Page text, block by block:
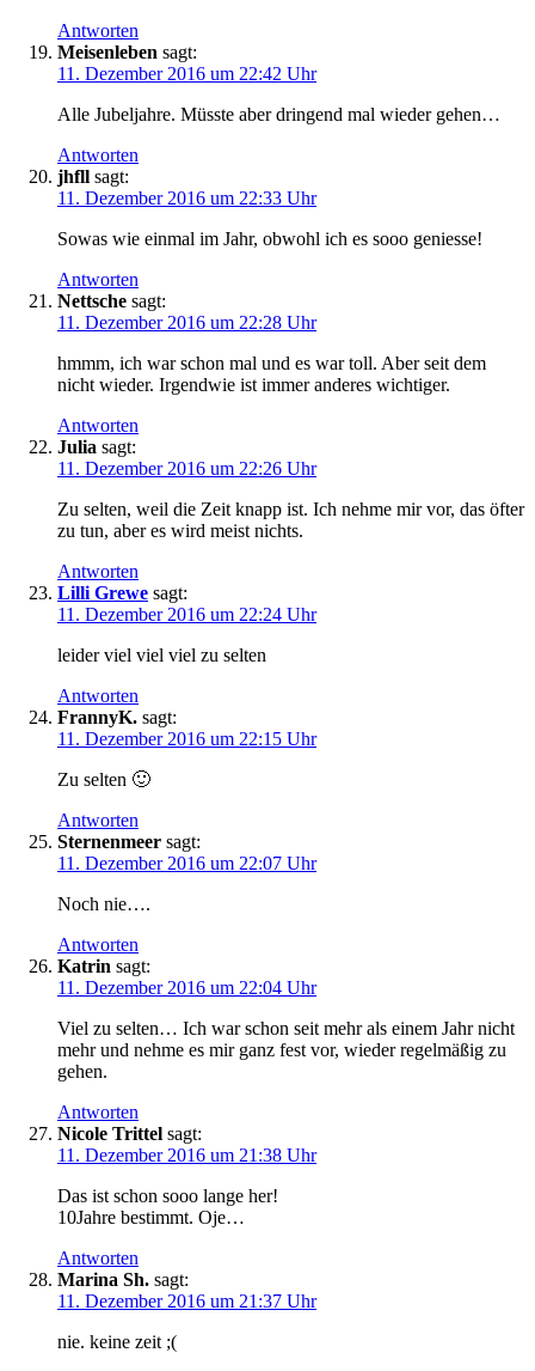
Antworten
Meisenleben sagt:
11. Dezember 2016 um 22:42 Uhr
Alle Jubeljahre. Müsste aber dringend mal wieder gehen…
Antworten
jhfll sagt:
11. Dezember 2016 um 22:33 Uhr
Sowas wie einmal im Jahr, obwohl ich es sooo geniesse!
Antworten
Nettsche sagt:
11. Dezember 2016 um 22:28 Uhr
hmmm, ich war schon mal und es war toll. Aber seit dem
nicht wieder. Irgendwie ist immer anderes wichtiger.
Antworten
Julia sagt:
11. Dezember 2016 um 22:26 Uhr
Zu selten, weil die Zeit knapp ist. Ich nehme mir vor, das öfter
zu tun, aber es wird meist nichts.
Antworten
Lilli Grewe sagt:
11. Dezember 2016 um 22:24 Uhr
leider viel viel viel zu selten
Antworten
FrannyK. sagt:
11. Dezember 2016 um 22:15 Uhr
Zu selten 🙂
Antworten
Sternenmeer sagt:
11. Dezember 2016 um 22:07 Uhr
Noch nie….
Antworten
Katrin sagt:
11. Dezember 2016 um 22:04 Uhr
Viel zu selten… Ich war schon seit mehr als einem Jahr nicht
mehr und nehme es mir ganz fest vor, wieder regelmäßig zu
gehen.
Antworten
Nicole Trittel sagt:
11. Dezember 2016 um 21:38 Uhr
Das ist schon sooo lange her!
10Jahre bestimmt. Oje…
Antworten
Marina Sh. sagt:
11. Dezember 2016 um 21:37 Uhr
nie. keine zeit ;(